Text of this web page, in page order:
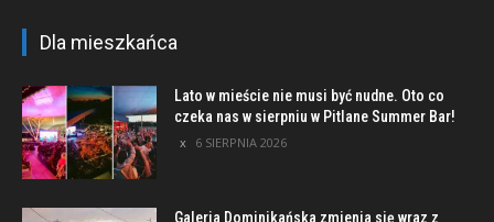
Dla mieszkańca
Lato w mieście nie musi być nudne. Oto co
czeka nas w sierpniu w Pitlane Summer Bar!
6 SIERPNIA 2026
Galeria Dominikańska zmienia się wraz z